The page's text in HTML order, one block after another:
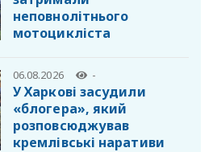
неповнолітнього
мотоцикліста
06.08.2026 -
У Харкові засудили
«блогера», який
розповсюджував
кремлівські наративи